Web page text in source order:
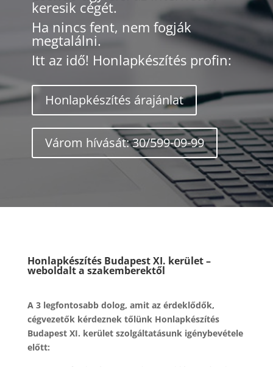
keresik cégét.
Ha nincs fent, nem fogják
megtalálni.
Itt az idő! Honlapkészítés profin:
Honlapkészítés árajánlat
Várom hívását: 30/599-09-99
Honlapkészítés Budapest XI. kerület –
weboldalt a szakemberektől
A 3 legfontosabb dolog, amit az érdeklődők,
cégvezetők kérdeznek tőlünk Honlapkészítés
Budapest XI. kerület szolgáltatásunk igénybevétele
előtt: